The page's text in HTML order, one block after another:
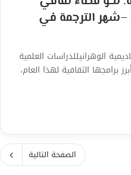
في سبتمبر 2025م –شهر الترجمة في
الوهرانيللدراسات العلمية
برامجها الثقافية لهذا العام،
الصفحة التالية